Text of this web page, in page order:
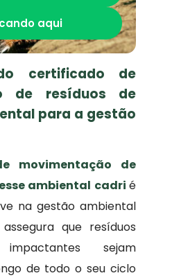
aqui
certificado de
de resíduos de
para a gestão
movimentação de
ambiental cadri é
na gestão ambiental
que resíduos
impactantes sejam
de todo o seu ciclo